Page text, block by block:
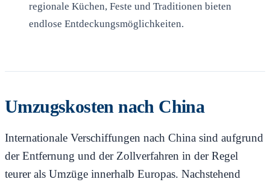
regionale Küchen, Feste und Traditionen bieten
endlose Entdeckungsmöglichkeiten.
Umzugskosten nach China
Internationale Verschiffungen nach China sind aufgrund
der Entfernung und der Zollverfahren in der Regel
teurer als Umzüge innerhalb Europas. Nachstehend